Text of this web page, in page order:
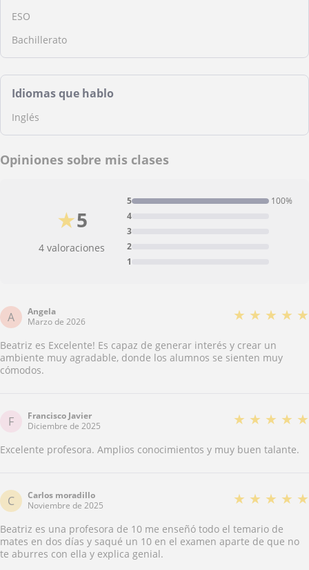
ESO
Bachillerato
Idiomas que hablo
Inglés
Opiniones sobre mis clases
5
★
4 valoraciones
1
2
3
4
5 100%
A
Angela
Marzo de 2026
★ ★ ★ ★ ★
Beatriz es Excelente! Es capaz de generar interés y crear un
ambiente muy agradable, donde los alumnos se sienten muy
cómodos.
F
Francisco Javier
Diciembre de 2025
★ ★ ★ ★ ★
Excelente profesora. Amplios conocimientos y muy buen talante.
C
Carlos moradillo
Noviembre de 2025
★ ★ ★ ★ ★
Beatriz es una profesora de 10 me enseñó todo el temario de
mates en dos días y saqué un 10 en el examen aparte de que no
te aburres con ella y explica genial.